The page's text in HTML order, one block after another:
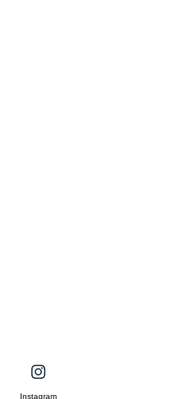
Instagram